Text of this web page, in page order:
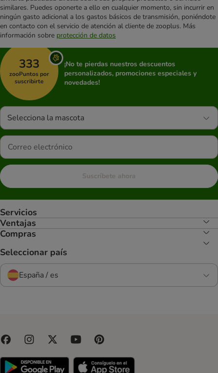
similares. Puedes oponerte a ello en cualquier momento, sin incurrir en
ningún gasto adicional a los gastos básicos de transmisión, poniéndote
en contacto con el servicio de atención al cliente de zooplus. Más
información sobre protección de datos
333
zooPuntos por
suscribirte
¡No te pierdas nuestros descuentos
personalizados, promociones especiales y
novedades!
Selecciona la mascota
Suscríbete ahora
Servicios
Ventajas
Compras
Seleccionar país
España / es